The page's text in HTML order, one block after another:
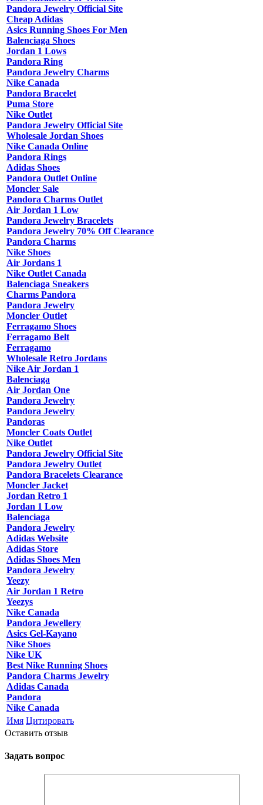
Pandora Jewelry Official Site
Cheap Adidas
Asics Running Shoes For Men
Balenciaga Shoes
Jordan 1 Lows
Pandora Ring
Pandora Jewelry Charms
Nike Canada
Pandora Bracelet
Puma Store
Nike Outlet
Pandora Jewelry Official Site
Wholesale Jordan Shoes
Nike Canada Online
Pandora Rings
Adidas Shoes
Pandora Outlet Online
Moncler Sale
Pandora Charms Outlet
Air Jordan 1 Low
Pandora Jewelry Bracelets
Pandora Jewelry 70% Off Clearance
Pandora Charms
Nike Shoes
Air Jordans 1
Nike Outlet Canada
Balenciaga Sneakers
Charms Pandora
Pandora Jewelry
Moncler Outlet
Ferragamo Shoes
Ferragamo Belt
Ferragamo
Wholesale Retro Jordans
Nike Air Jordan 1
Balenciaga
Air Jordan One
Pandora Jewelry
Pandora Jewelry
Pandoras
Moncler Coats Outlet
Nike Outlet
Pandora Jewelry Official Site
Pandora Jewelry Outlet
Pandora Bracelets Clearance
Moncler Jacket
Jordan Retro 1
Jordan 1 Low
Balenciaga
Pandora Jewelry
Adidas Website
Adidas Store
Adidas Shoes Men
Pandora Jewelry
Yeezy
Air Jordan 1 Retro
Yeezys
Nike Canada
Pandora Jewellery
Asics Gel-Kayano
Nike Shoes
Nike UK
Best Nike Running Shoes
Pandora Charms Jewelry
Adidas Canada
Pandora
Nike Canada
Имя Цитировать
Оставить отзыв
Задать вопрос